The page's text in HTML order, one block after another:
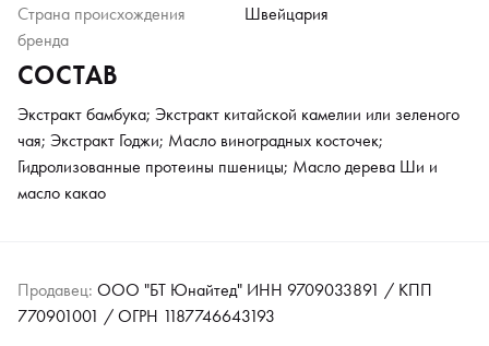
Страна происхождения
бренда
Швейцария
СОСТАВ
Экстракт бамбука; Экстракт китайской камелии или зеленого
чая; Экстракт Годжи; Масло виноградных косточек;
Гидролизованные протеины пшеницы; Масло дерева Ши и
масло какао
Продавец: ООО "БТ Юнайтед" ИНН 9709033891 / КПП
770901001 / ОГРН 1187746643193